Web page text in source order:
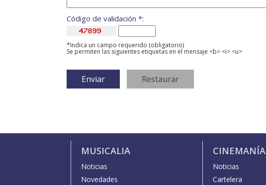
Código de validación *:
*Indica un campo requerido (obligatorio)
Se permiten las siguientes etiquetas en el mensaje <b> <i> <u>
MUSICALIA
Noticias
Novedades
CINEMANÍA
Noticias
Cartelera